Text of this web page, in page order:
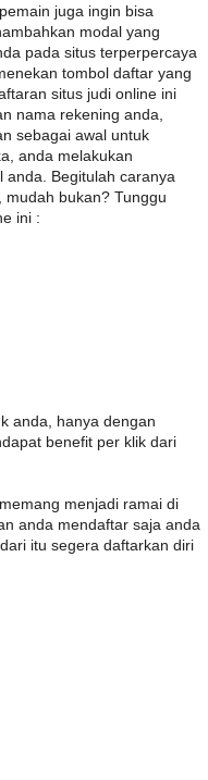
juga ingin bisa
modal yang
pada situs terperpercaya
tombol daftar yang
situs judi online ini
nama rekening anda,
sebagai awal untuk
anda melakukan
anda. Begitulah caranya
bukan? Tunggu
ini :
anda, hanya dengan
benefit per klik dari
menjadi ramai di
anda mendaftar saja anda
itu segera daftarkan diri